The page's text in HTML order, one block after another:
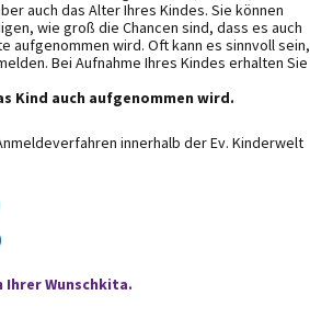
auch das Alter Ihres Kindes. Sie können
wie groß die Chancen sind, dass es auch
wird. Oft kann es sinnvoll sein,
Bei Aufnahme Ihres Kindes erhalten Sie
Kind auch aufgenommen wird.
innerhalb der Ev. Kinderwelt
Wunschkita.